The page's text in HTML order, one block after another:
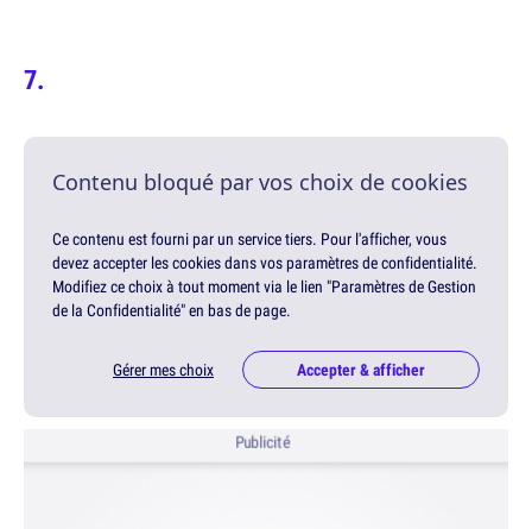
Contenu bloqué par vos choix de cookies
Ce contenu est fourni par un service tiers. Pour l'afficher, vous
devez accepter les cookies dans vos paramètres de confidentialité.
Modifiez ce choix à tout moment via le lien "Paramètres de Gestion
de la Confidentialité" en bas de page.
Gérer mes choix Accepter & afficher
Publicité